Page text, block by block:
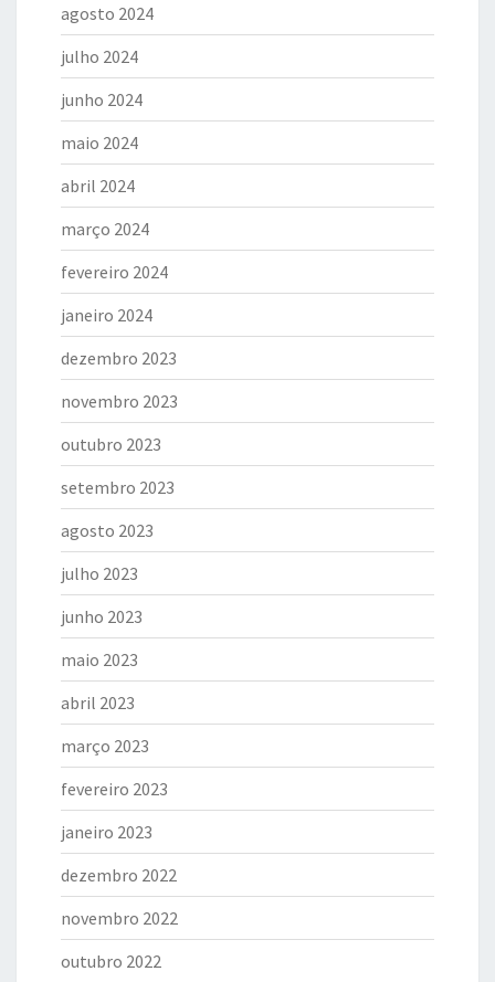
agosto 2024
julho 2024
junho 2024
maio 2024
abril 2024
março 2024
fevereiro 2024
janeiro 2024
dezembro 2023
novembro 2023
outubro 2023
setembro 2023
agosto 2023
julho 2023
junho 2023
maio 2023
abril 2023
março 2023
fevereiro 2023
janeiro 2023
dezembro 2022
novembro 2022
outubro 2022